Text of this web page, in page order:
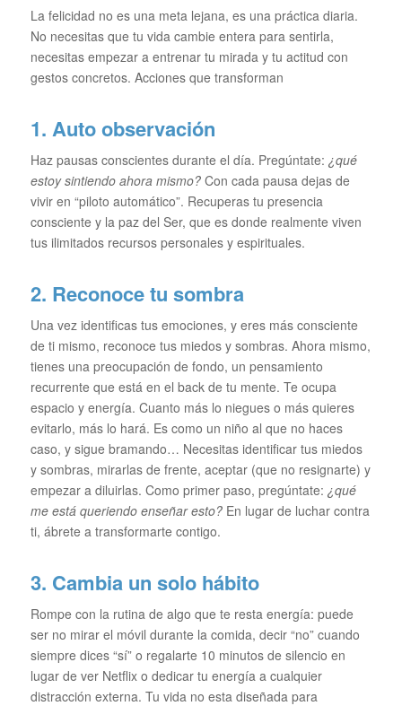
La felicidad no es una meta lejana, es una práctica diaria.
No necesitas que tu vida cambie entera para sentirla,
necesitas empezar a entrenar tu mirada y tu actitud con
gestos concretos. Acciones que transforman
1. Auto observación
Haz pausas conscientes durante el día. Pregúntate: ¿qué
estoy sintiendo ahora mismo?Con cada pausa dejas de
vivir en “piloto automático”. Recuperas tu presencia
consciente y la paz del Ser, que es donde realmente viven
tus ilimitados recursos personales y espirituales.
2. Reconoce tu sombra
Una vez identificas tus emociones, y eres más consciente
de ti mismo, reconoce tus miedos y sombras. Ahora mismo,
tienes una preocupación de fondo, un pensamiento
recurrente que está en el back de tu mente. Te ocupa
espacio y energía. Cuanto más lo niegues o más quieres
evitarlo, más lo hará. Es como un niño al que no haces
caso, y sigue bramando… Necesitas identificar tus miedos
y sombras, mirarlas de frente, aceptar (que no resignarte) y
empezar a diluirlas. Como primer paso, pregúntate: ¿qué
me está queriendo enseñar esto?En lugar de luchar contra
ti, ábrete a transformarte contigo.
3. Cambia un solo hábito
Rompe con la rutina de algo que te resta energía: puede
ser no mirar el móvil durante la comida, decir “no” cuando
siempre dices “sí” o regalarte 10 minutos de silencio en
lugar de ver Netflix o dedicar tu energía a cualquier
distracción externa. Tu vida no esta diseñada para